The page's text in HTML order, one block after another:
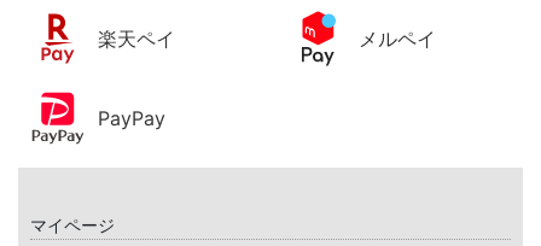
楽天ペイ メルペイ
PayPay
マイページ